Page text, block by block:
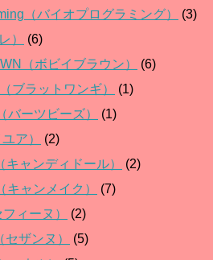
（バイオプログラミング）
(3)
）
(6)
（ボビイブラウン）
(6)
ブラットワンギ）
(1)
バーツビーズ）
(1)
ア）
(2)
ャンディドール）
(2)
ャンメイク）
(7)
ィーヌ）
(2)
ザンヌ）
(5)